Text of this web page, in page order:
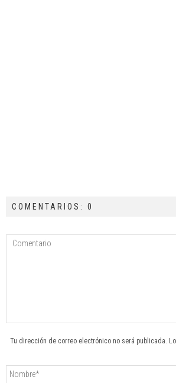
COMENTARIOS: 0
Tu dirección de correo electrónico no será publicada.